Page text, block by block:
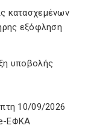
κατασχεμένων
εξόφληση
υποβολής
10/09/2026
ΕΦΚΑ